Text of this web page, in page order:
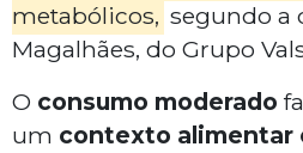
metabólicos, segundo a
Magalhães, do Grupo
O consumo moderado
um contexto alimentar